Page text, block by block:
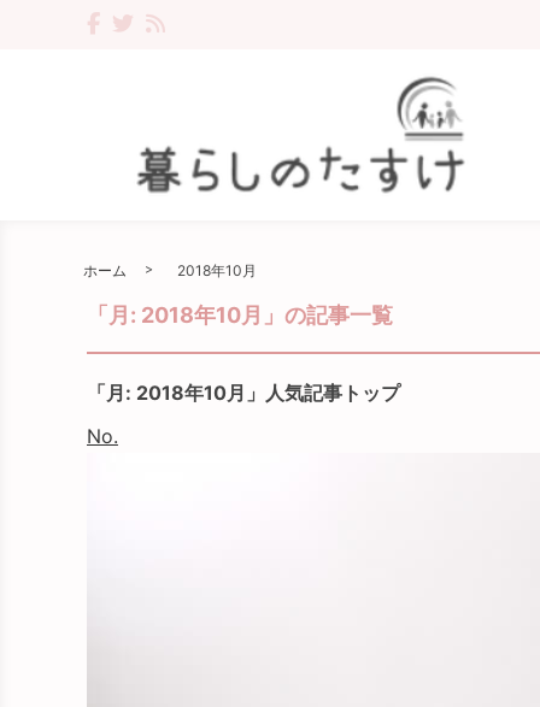
ホーム 2018年10月
「月: 2018年10月 」の記事一覧
「月: 2018年10月 」人気記事トップ
No.